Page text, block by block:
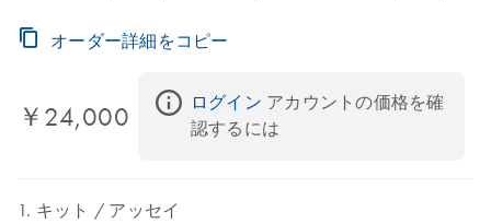
オーダー詳細をコピー
￥24,000 ログイン アカウントの価格を確
認するには
キット アッセイ